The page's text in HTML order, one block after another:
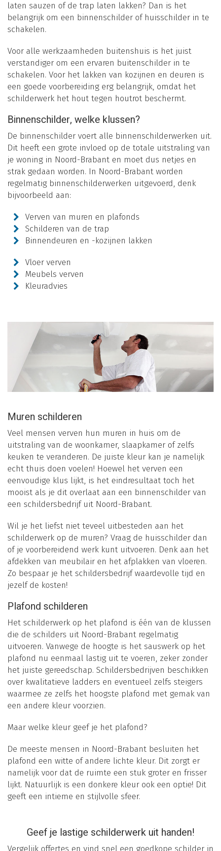
laten sauzen of de trap laten lakken? Dan is het
belangrijk om een binnenschilder of huisschilder in te
schakelen.
Voor alle werkzaamheden buitenshuis is het juist
verstandiger om een ervaren buitenschilder in te
schakelen. Voor het lakken van kozijnen en deuren is
een goede voorbereiding erg belangrijk, omdat het
schilderwerk het hout tegen houtrot beschermt.
Binnenschilder, welke klussen?
De binnenschilder voert alle binnenschilderwerken uit.
Dit heeft een grote invloed op de totale uitstraling van
je woning in Noord-Brabant en moet dus netjes en
strak gedaan worden. In Noord-Brabant worden
regelmatig binnenschilderwerken uitgevoerd, denk
bijvoorbeeld aan:
Verven van muren en plafonds
Schilderen van de trap
Binnendeuren en -kozijnen lakken
Vloer verven
Meubels verven
Kleuradvies
Muren schilderen
Veel mensen verven hun muren in huis om de
uitstraling van de woonkamer, slaapkamer of zelfs
keuken te veranderen. De juiste kleur kan je namelijk
echt thuis doen voelen! Hoewel het verven een
eenvoudige klus lijkt, is het eindresultaat toch het
mooist als je dit overlaat aan een binnenschilder van
een schildersbedrijf uit Noord-Brabant.
Wil je het liefst niet teveel uitbesteden aan het
schilderwerk op de muren? Vraag de huisschilder dan
of je voorbereidend werk kunt uitvoeren. Denk aan het
afdekken van meubilair en het afplakken van vloeren.
Zo bespaar je het schildersbedrijf waardevolle tijd en
jezelf de kosten!
Plafond schilderen
Het schilderwerk op het plafond is één van de klussen
die de schilders uit Noord-Brabant regelmatig
uitvoeren. Vanwege de hoogte is het sauswerk op het
plafond nu eenmaal lastig uit te voeren, zeker zonder
het juiste gereedschap. Schildersbedrijven beschikken
over kwalitatieve ladders en eventueel zelfs steigers
waarmee ze zelfs het hoogste plafond met gemak van
een andere kleur voorzien.
Maar welke kleur geef je het plafond?
De meeste mensen in Noord-Brabant besluiten het
plafond een witte of andere lichte kleur. Dit zorgt er
namelijk voor dat de ruimte een stuk groter en frisser
lijkt. Natuurlijk is een donkere kleur ook een optie! Dit
geeft een intieme en stijlvolle sfeer.
Geef je lastige schilderwerk uit handen!
Vergelijk offertes en vind snel een goedkope schilder in